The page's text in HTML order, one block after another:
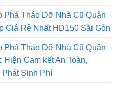
Tháo Dỡ Nhà Cũ Huyện
Xây Dựng Làm Nhà Mới
Phá Tháo Dỡ Nhà Cũ Quận
Giá Rẻ Nhất HD150 Sài Gòn
Tháo Dỡ Nhà Cũ Quận